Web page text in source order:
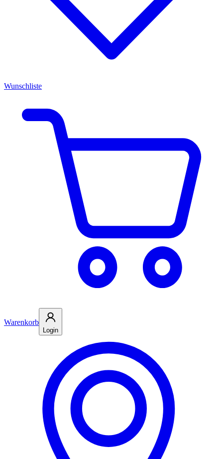
Wunschliste
Warenkorb
Login